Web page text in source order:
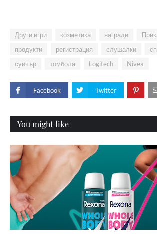
Други игри козметика награди
продукти
регистрация слушалки
суичър
томбола Logitech Nivea
Facebook Twitter
You might like